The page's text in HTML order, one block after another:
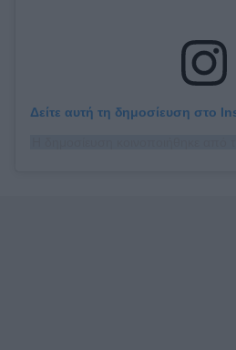
Δείτε αυτή τη δημοσίευση στο